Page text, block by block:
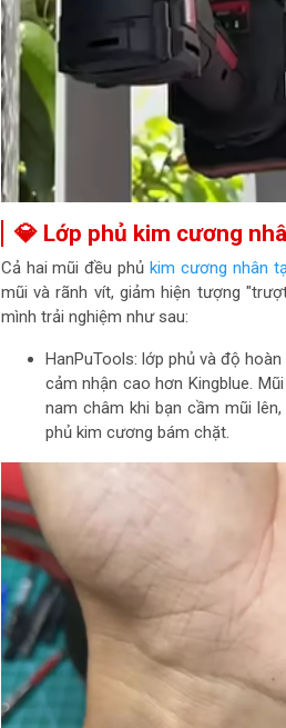
💎 Lớp phủ kim cương
Cả hai mũi đều phủkim cương nhân
mũi và rãnh vít, giảm hiện tượng
mình trải nghiệm như sau:
HanPuTools: lớp phủ và độ
cảm nhận cao hơn Kingblue.
nam châm khi bạn cầm mũi
phủ kim cương bám chặt.